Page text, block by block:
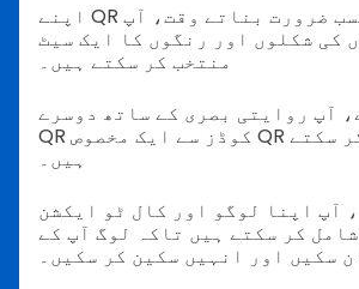
اپنے QR کوڈ کو حسب ضرورت بناتے وقت، آپ
کی شکلوں اور رنگوں کا ایک سیٹ
منتخب کر سکتے ہیں۔
آپ روایتی بصری کے ساتھ دوسرے
QR کوڈز سے ایک مخصوص QR کوڈ حاصل کر سکتے
ہیں۔
آپ اپنا لوگو اور کال ٹو ایکشن
شامل کر سکتے ہیں تاکہ لوگ آپ کے QR کوڈ کو
سکیں اور انہیں سکین کر سکیں۔